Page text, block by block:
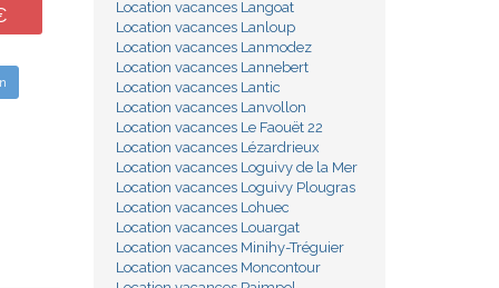
Location vacances Langoat
Location vacances Lanloup
Location vacances Lanmodez
Location vacances Lannebert
Location vacances Lantic
Location vacances Lanvollon
Location vacances Le Faouët 22
Location vacances Lézardrieux
Location vacances Loguivy de la Mer
Location vacances Loguivy Plougras
Location vacances Lohuec
Location vacances Louargat
Location vacances Minihy-Tréguier
Location vacances Moncontour